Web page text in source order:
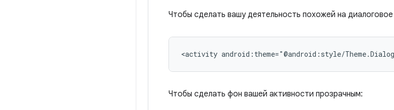
Чтобы сделать вашу деятельность похожей на
<activity android:theme="@android:style/
Чтобы сделать фон вашей активности прозрачным: